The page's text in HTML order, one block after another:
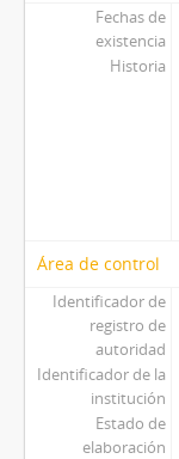
Fechas de
existencia
Historia
Área de control
Identificador de
registro de
autoridad
Identificador de la
institución
Estado de
elaboración